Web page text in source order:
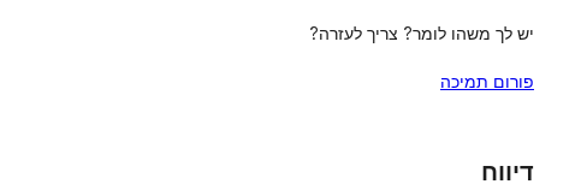
יש לך משהו לומר? צריך לעזרה?
פורום תמיכה
דיווח